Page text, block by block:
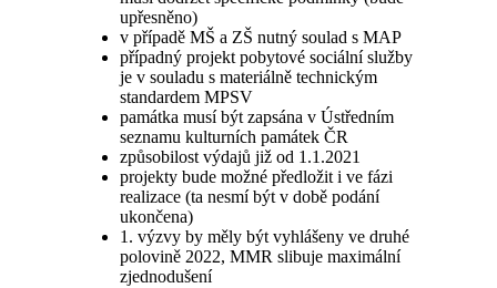
upřesněno)
v případě MŠ a ZŠ nutný soulad s MAP
případný projekt pobytové sociální služby
je v souladu s materiálně technickým
standardem MPSV
památka musí být zapsána v Ústředním
seznamu kulturních památek ČR
způsobilost výdajů již od 1.1.2021
projekty bude možné předložit i ve fázi
realizace (ta nesmí být v době podání
ukončena)
1. výzvy by měly být vyhlášeny ve druhé
polovině 2022, MMR slibuje maximální
zjednodušení